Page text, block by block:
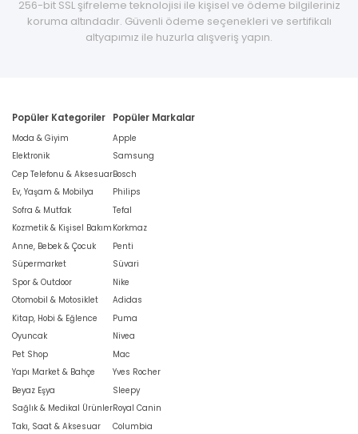
256-bit SSL şifreleme teknolojisi ile kişisel ve ödeme bilgileriniz
koruma altındadır. Güvenli ödeme seçenekleri ve sertifikalı
altyapımız ile huzurla alışveriş yapın.
Popüler Kategoriler
Moda & Giyim
Elektronik
Cep Telefonu & Aksesuar
Ev, Yaşam & Mobilya
Sofra & Mutfak
Kozmetik & Kişisel Bakım
Anne, Bebek & Çocuk
Süpermarket
Spor & Outdoor
Otomobil & Motosiklet
Kitap, Hobi & Eğlence
Oyuncak
Pet Shop
Yapı Market & Bahçe
Beyaz Eşya
Sağlık & Medikal Ürünler
Takı, Saat & Aksesuar
Popüler Markalar
Apple
Samsung
Bosch
Philips
Tefal
Korkmaz
Penti
Süvari
Nike
Adidas
Puma
Nivea
Mac
Yves Rocher
Sleepy
Royal Canin
Columbia